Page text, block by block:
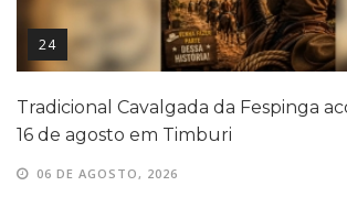
24
Tradicional Cavalgada da Fespinga
16 de agosto em Timburi
06 DE AGOSTO, 2026